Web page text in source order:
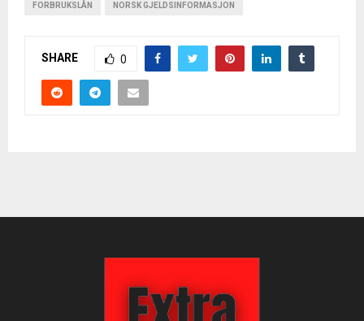
FORBRUKSLÅN NORSK GJELDSINFORMASJON
SHARE 0